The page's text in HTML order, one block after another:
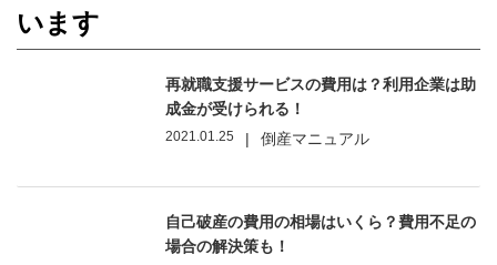
います
再就職支援サービスの費用は？利用企業は助
成金が受けられる！
2021.01.25 | 倒産マニュアル
自己破産の費用の相場はいくら？費用不足の
場合の解決策も！